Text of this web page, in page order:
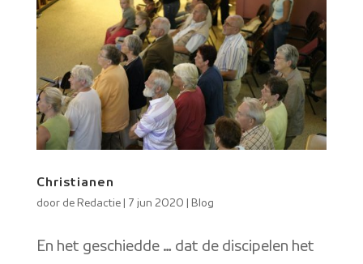
Christianen
door de Redactie| 7 jun 2020 Blog
En het geschiedde … dat de discipelen het